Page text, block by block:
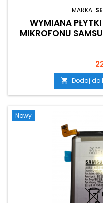
MARKA:
WYMIANA
MIKROFONU
 Dodaj do
Nowy